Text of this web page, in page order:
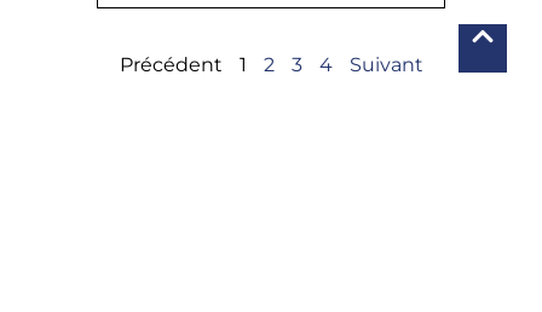
Précédent 1 2 3 4 Suivant